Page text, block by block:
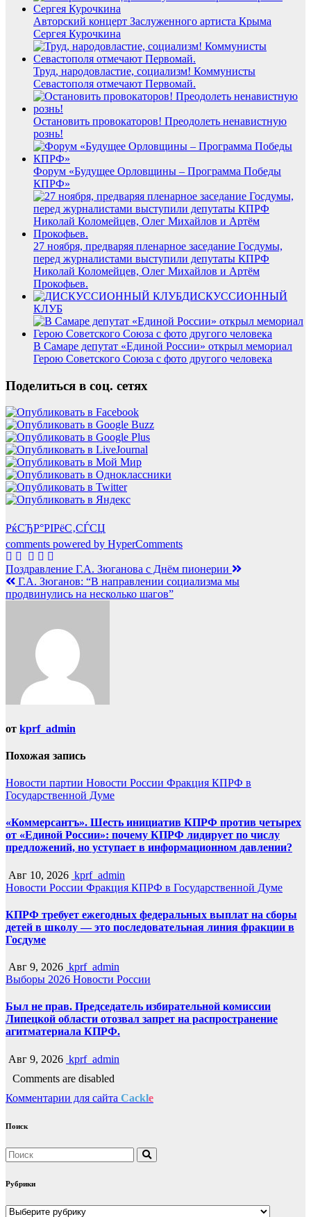
Авторский концерт Заслуженного артиста Крыма
Сергея Курочкина
Труд, народовластие, социализм! Коммунисты
Севастополя отмечают Первомай.
Остановить провокаторов! Преодолеть ненавистную
рознь!
Форум «Будущее Орловщины – Программа Победы
КПРФ»
27 ноября, предваряя пленарное заседание Госдумы,
перед журналистами выступили депутаты КПРФ
Николай Коломейцев, Олег Михайлов и Артём
Прокофьев.
ДИСКУССИОННЫЙ
КЛУБ
В Самаре депутат «Единой России» открыл мемориал
Герою Советского Союза с фото другого человека
Поделиться в соц. сетях
РќСЂР°РІРёС‚СЃСЏ
comments powered by HyperComments
Навигация
по
Поздравление Г.А. Зюганова с Днём пионерии
Г.А. Зюганов: “В направлении социализма мы
продвинулись на несколько шагов”
от kprf_admin
Похожая запись
Новости партии Новости России Фракция КПРФ в
Государственной Думе
«Коммерсантъ». Шесть инициатив КПРФ против четырех
от «Единой России»: почему КПРФ лидирует по числу
предложений, но уступает в информационном давлении?
Авг 10, 2026 kprf_admin
Новости России Фракция КПРФ в Государственной Думе
КПРФ требует ежегодных федеральных выплат на сборы
детей в школу — это последовательная линия фракции в
Госдуме
Авг 9, 2026 kprf_admin
Выборы 2026 Новости России
Был не прав. Председатель избирательной комиссии
Липецкой области отозвал запрет на распространение
агитматериала КПРФ.
Авг 9, 2026 kprf_admin
Comments are disabled
Комментарии для сайта Cackle
Поиск
Рубрики
Рубрики